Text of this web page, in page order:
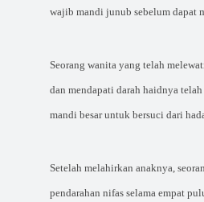
wajib mandi junub sebelum dapat
Seorang wanita yang telah
dan mendapati darah haidnya
mandi besar untuk bersuci dari
Setelah melahirkan anaknya,
pendarahan nifas selama empat